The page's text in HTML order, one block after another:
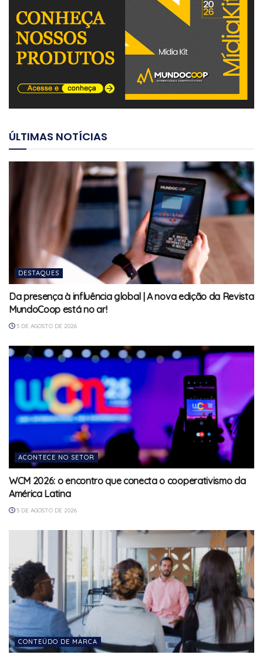
ÚLTIMAS NOTÍCIAS
DESTAQUES
Da presença à influência global | A nova edição da Revista
MundoCoop está no ar!
5 DE AGOSTO DE 2026
ACONTECE NO SETOR
WCM 2026: o encontro que conecta o cooperativismo da
América Latina
5 DE AGOSTO DE 2026
CONTEÚDO DE MARCA